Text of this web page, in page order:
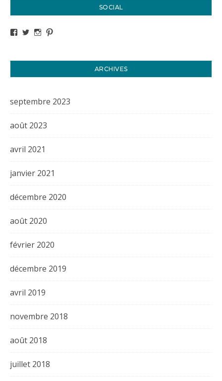
SOCIAL
Voir le profil de titval35 sur Facebook
Voir le profil de titval35 sur Twitter
Voir le profil de titval35 sur Instagram
ARCHIVES
septembre 2023
août 2023
avril 2021
janvier 2021
décembre 2020
août 2020
février 2020
décembre 2019
avril 2019
novembre 2018
août 2018
juillet 2018